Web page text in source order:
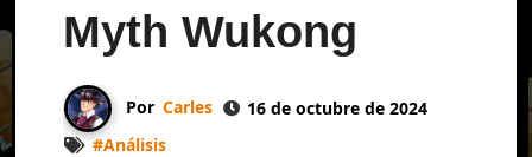
Myth Wukong
Por Carles
16 de octubre de 2024
#Análisis